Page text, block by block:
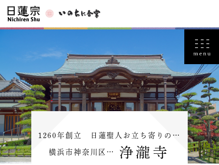
1260年創立 日蓮聖人お立ち寄りの…
横浜市神奈川区… 浄瀧寺